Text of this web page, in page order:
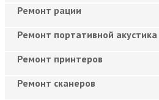
Ремонт рации
Ремонт портативной акустика
Ремонт принтеров
Ремонт сканеров